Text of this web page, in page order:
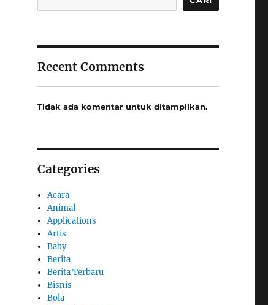
Recent Comments
Tidak ada komentar untuk ditampilkan.
Categories
Acara
Animal
Applications
Artis
Baby
Berita
Berita Terbaru
Bisnis
Bola